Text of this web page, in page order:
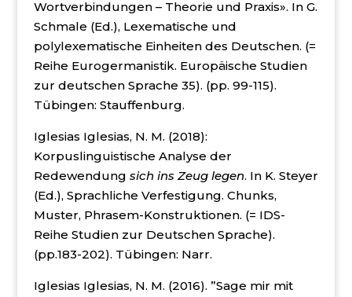
Wortverbindungen – Theorie und Praxis». In G.
Schmale (Ed.), Lexematische und
polylexematische Einheiten des Deutschen. (=
Reihe Eurogermanistik. Europäische Studien
zur deutschen Sprache 35). (pp. 99-115).
Tübingen: Stauffenburg.
Iglesias Iglesias, N. M. (2018):
Korpuslinguistische Analyse der
Redewendung sich ins Zeug legen. In K. Steyer
(Ed.), Sprachliche Verfestigung. Chunks,
Muster, Phrasem-Konstruktionen. (= IDS-
Reihe Studien zur Deutschen Sprache).
(pp.183-202). Tübingen: Narr.
Iglesias Iglesias, N. M. (2016). ”Sage mir mit